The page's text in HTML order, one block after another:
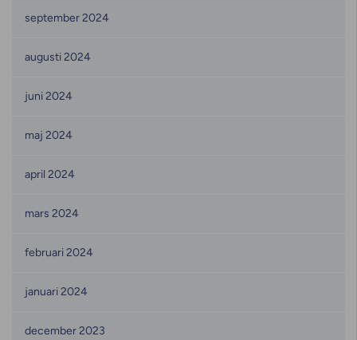
september 2024
augusti 2024
juni 2024
maj 2024
april 2024
mars 2024
februari 2024
januari 2024
december 2023